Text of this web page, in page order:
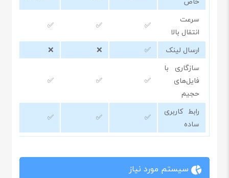
سرعت
انتقال بالا
✅
✅
✅
ارسال لینک
✅
❌
❌
سازگاری با
فایل‌های
حجیم
✅
✅
✅
رابط کاربری
ساده
✅
✅
✅
سیستم مورد نیاز